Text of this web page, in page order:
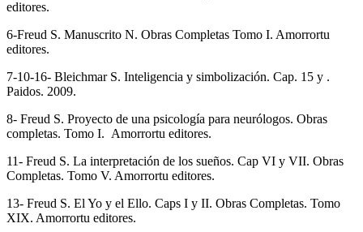
editores.
6-Freud S. Manuscrito N. Obras Completas Tomo I. Amorrortu
editores.
7-10-16- Bleichmar S. Inteligencia y simbolización. Cap. 15 y .
Paidos. 2009.
8- Freud S. Proyecto de una psicología para neurólogos. Obras
completas. Tomo I. Amorrortu editores.
11- Freud S. La interpretación de los sueños. Cap VI y VII. Obras
Completas. Tomo V. Amorrortu editores.
13- Freud S. El Yo y el Ello. Caps I y II. Obras Completas. Tomo
XIX. Amorrortu editores.